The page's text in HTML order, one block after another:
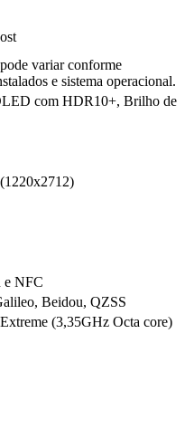
variar conforme
e sistema operacional.
com HDR10+, Brilho de
e NFC
Beidou, QZSS
(3,35GHz Octa core)